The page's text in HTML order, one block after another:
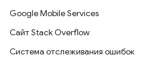
Google Mobile Services
Сайт Stack Overflow
Система отслеживания ошибок